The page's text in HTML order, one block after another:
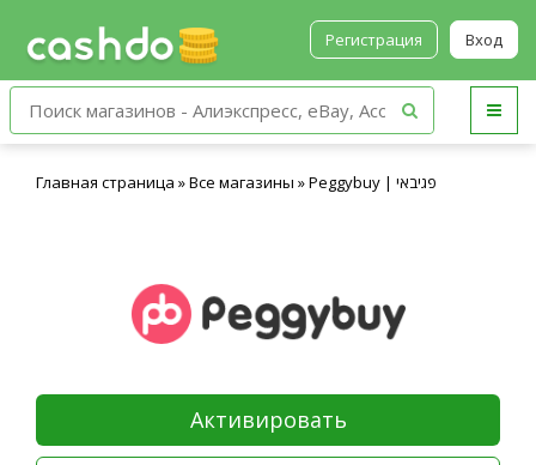
Регистрация Вход
Главная страница »Все магазины » Peggybuy | פגיבאי
Активировать